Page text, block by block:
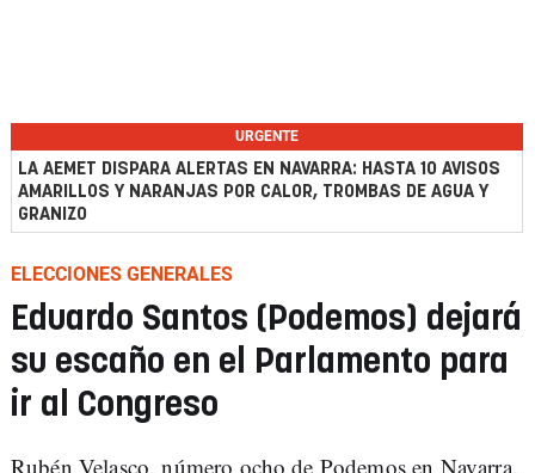
URGENTE
LA AEMET DISPARA ALERTAS EN NAVARRA: HASTA 10 AVISOS
AMARILLOS Y NARANJAS POR CALOR, TROMBAS DE AGUA Y
GRANIZO
ELECCIONES GENERALES
Eduardo Santos (Podemos) dejará
su escaño en el Parlamento para
ir al Congreso
Rubén Velasco, número ocho de Podemos en Navarra,